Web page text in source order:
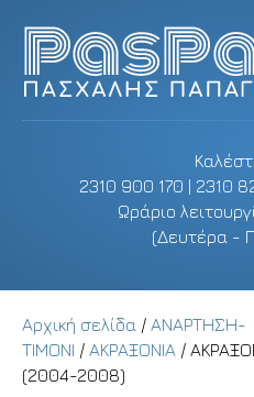
2310 900 170 | 2310
Ωράριο
(Δευτέρα -
Αρχική σελίδα / ΑΝΑΡΤΗΣΗ-
ΤΙΜΟΝΙ / ΑΚΡΑΞΟΝΙΑ /
(2004-2008)